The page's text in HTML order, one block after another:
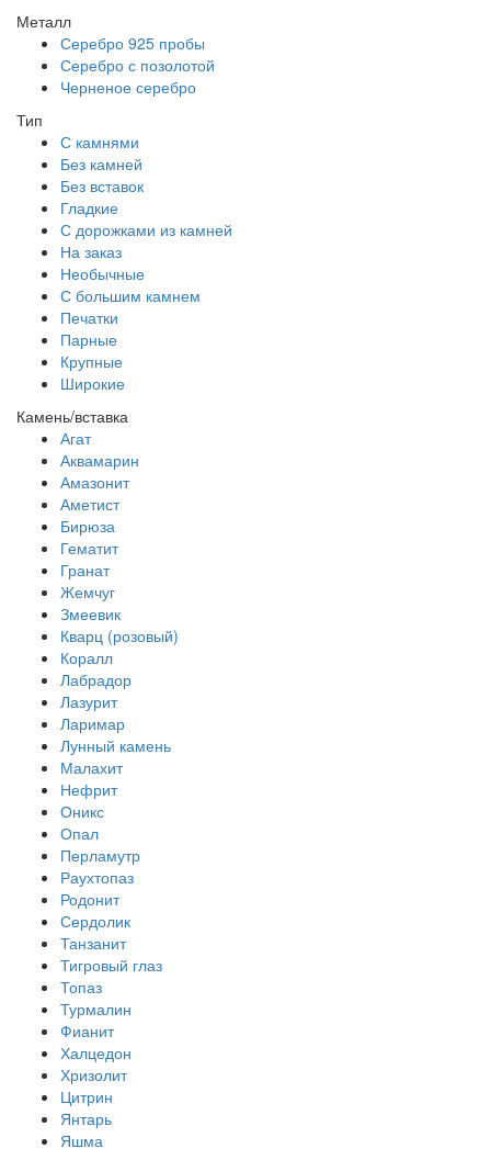
Металл
Серебро 925 пробы
Серебро с позолотой
Черненое серебро
Тип
С камнями
Без камней
Без вставок
Гладкие
С дорожками из камней
На заказ
Необычные
С большим камнем
Печатки
Парные
Крупные
Широкие
Камень/вставка
Агат
Аквамарин
Амазонит
Аметист
Бирюза
Гематит
Гранат
Жемчуг
Змеевик
Кварц (розовый)
Коралл
Лабрадор
Лазурит
Ларимар
Лунный камень
Малахит
Нефрит
Оникс
Опал
Перламутр
Раухтопаз
Родонит
Сердолик
Танзанит
Тигровый глаз
Топаз
Турмалин
Фианит
Халцедон
Хризолит
Цитрин
Янтарь
Яшма